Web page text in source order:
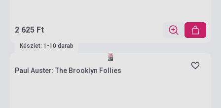
2 625 Ft
Készlet: 1-10 darab
Paul Auster: The Brooklyn Follies